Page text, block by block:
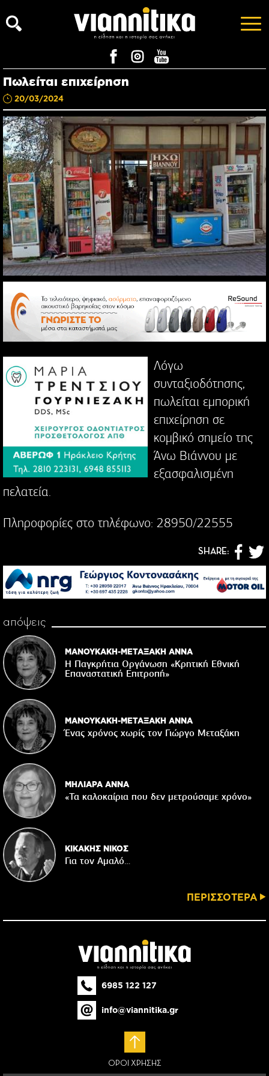
Πωλείται επιχείρηση
20/03/2024
Λόγω
συνταξιοδότησης,
πωλείται εμπορική
επιχείρηση σε
κομβικό σημείο της
Άνω Βιάννου με
εξασφαλισμένη
πελατεία.
Πληροφορίες στο τηλέφωνο: 28950/22555
SHARE:
απόψεις
ΜΑΝΟΥΚΑΚΗ-ΜΕΤΑΞΑΚΗ ΑΝΝΑ
Η Παγκρήτια Οργάνωση «Κρητική Εθνική
Επαναστατική Eπιτροπή»
ΜΑΝΟΥΚΑΚΗ-ΜΕΤΑΞΑΚΗ ΑΝΝΑ
Ένας χρόνος χωρίς τον Γιώργο Μεταξάκη
ΜΗΛΙΑΡΑ ΑΝΝΑ
«Τα καλοκαίρια που δεν μετρούσαμε χρόνο»
ΚΙΚΑΚΗΣ ΝΙΚΟΣ
Για τον Αμαλό…
ΠΕΡΙΣΣΟΤΕΡΑ
6985 122 127
info@viannitika.gr
ΟΡΟΙ ΧΡΗΣΗΣ